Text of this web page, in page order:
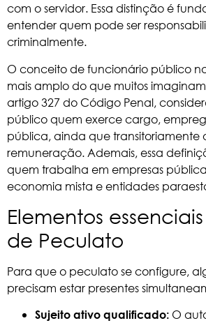
com o servidor. Essa distinção é
entender quem pode ser
criminalmente.
O conceito de funcionário público
mais amplo do que muitos
artigo 327 do Código Penal,
público quem exerce cargo,
pública, ainda que transitoriamente
remuneração. Ademais, essa
quem trabalha em empresas
economia mista e entidades
Elementos
de Peculato
Para que o peculato se configure,
precisam estar presentes
Sujeito ativo qualificado: O